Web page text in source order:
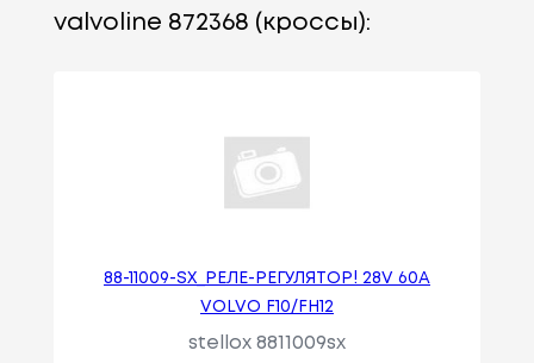
valvoline 872368 (кроссы):
88-11009-SX_РЕЛЕ-РЕГУЛЯТОР! 28V 60A
VOLVO F10/FH12
stellox 8811009sx